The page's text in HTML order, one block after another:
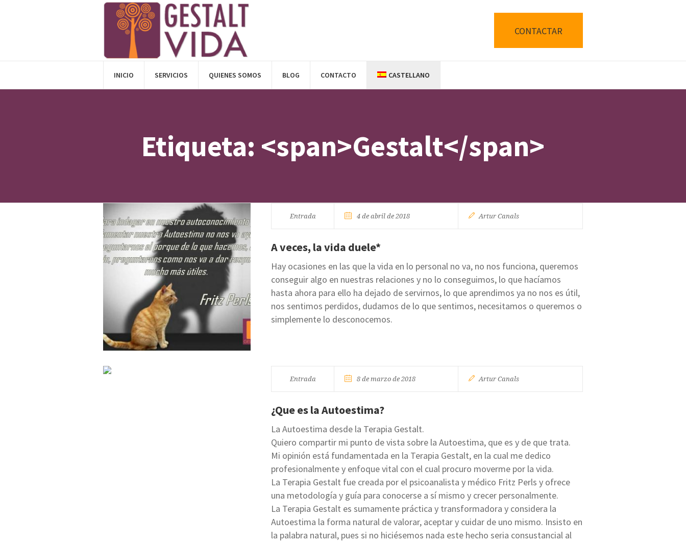
CONTACTAR
INICIO SERVICIOS QUIENES SOMOS BLOG CONTACTO CASTELLANO
Etiqueta: <span>Gestalt</span>
Entrada 4 de abril de 2018 Artur Canals
A veces, la vida duele*
Hay ocasiones en las que la vida en lo personal no va, no nos funciona, queremos
conseguir algo en nuestras relaciones y no lo conseguimos, lo que hacíamos
hasta ahora para ello ha dejado de servirnos, lo que aprendimos ya no nos es útil,
nos sentimos perdidos, dudamos de lo que sentimos, necesitamos o queremos o
simplemente lo desconocemos.
Entrada 8 de marzo de 2018 Artur Canals
¿Que es la Autoestima?
La Autoestima desde la Terapia Gestalt.
Quiero compartir mi punto de vista sobre la Autoestima, que es y de que trata.
Mi opinión está fundamentada en la Terapia Gestalt, en la cual me dedico
profesionalmente y enfoque vital con el cual procuro moverme por la vida.
La Terapia Gestalt fue creada por el psicoanalista y médico Fritz Perls y ofrece
una metodología y guía para conocerse a sí mismo y crecer personalmente.
La Terapia Gestalt es sumamente práctica y transformadora y considera la
Autoestima la forma natural de valorar, aceptar y cuidar de uno mismo. Insisto en
la palabra natural, pues si no hiciésemos nada este hecho seria consustancial al